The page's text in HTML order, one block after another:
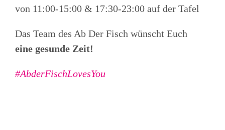
von 11:00-15:00 & 17:30-23:00 auf der Tafel
Das Team des Ab Der Fisch wünscht Euch
eine gesunde Zeit!
#AbderFischLovesYou